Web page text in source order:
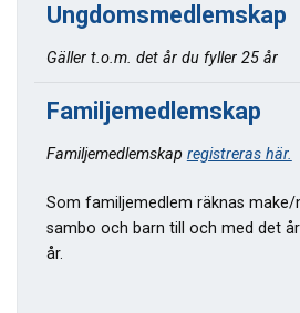
Ungdomsmedlemskap
Gäller t.o.m. det år du fyller 25 år
Familjemedlemskap
Familjemedlemskap registreras här.
Som familjemedlem räknas make/
sambo och barn till och med det
år.